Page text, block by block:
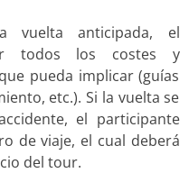
vuelta anticipada, el
todos los costes y
pueda implicar (guías
etc.). Si la vuelta se
el participante
de viaje, el cual deberá
del tour.